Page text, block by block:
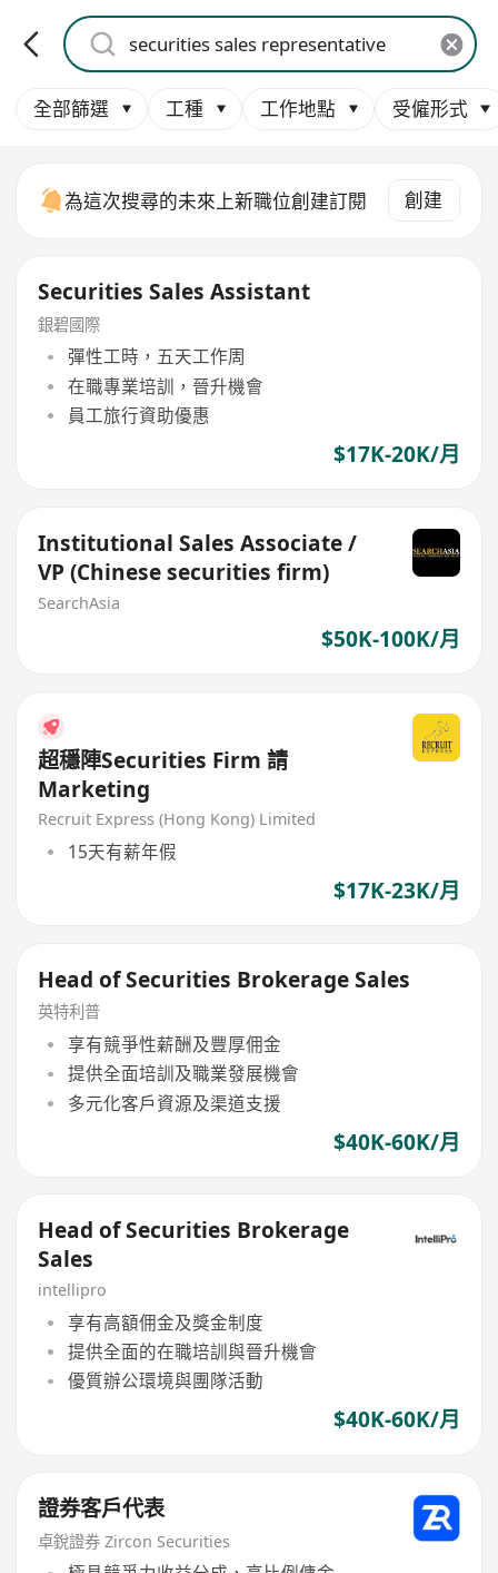
全部篩選 工種 工作地點 受僱形式
為這次搜尋的未來上新職位創建訂閱 創建
Securities Sales Assistant
銀碧國際
彈性工時，五天工作周
在職專業培訓，晉升機會
員工旅行資助優惠
$17K-20K/月
Institutional Sales Associate /
VP (Chinese securities firm)
SearchAsia
$50K-100K/月
超穩陣Securities Firm 請
Marketing
Recruit Express (Hong Kong) Limited
15天有薪年假
$17K-23K/月
Head of Securities Brokerage Sales
英特利普
享有競爭性薪酬及豐厚佣金
提供全面培訓及職業發展機會
多元化客戶資源及渠道支援
$40K-60K/月
Head of Securities Brokerage
Sales
intellipro
享有高額佣金及獎金制度
提供全面的在職培訓與晉升機會
優質辦公環境與團隊活動
$40K-60K/月
證券客戶代表
卓銳證券 Zircon Securities